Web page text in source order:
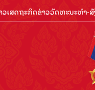
ວເສດຖະກິດຂ່າວວັດທະນະທຳ-